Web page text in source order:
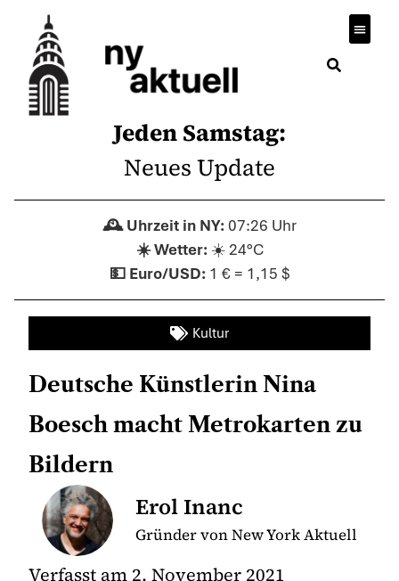
Jeden Samstag:
Neues Update
07:26 Uhr
☀️ 24°C
1 € = 1,15 $
Kultur
Deutsche Künstlerin Nina
Boesch macht Metrokarten zu
Bildern
Erol Inanc
Gründer von New York Aktuell
Verfasst am 2. November 2021